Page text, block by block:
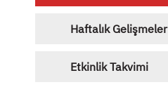
Haftalık Gelişmeler
Etkinlik Takvimi